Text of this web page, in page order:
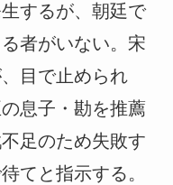
するが、朝廷で
者がいない。宋
目で止められ
息子・勘を推薦
足のため失敗す
てと指示する。